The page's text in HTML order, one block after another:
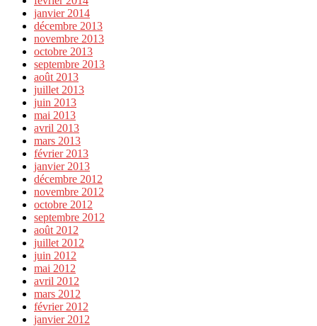
janvier 2014
décembre 2013
novembre 2013
octobre 2013
septembre 2013
août 2013
juillet 2013
juin 2013
mai 2013
avril 2013
mars 2013
février 2013
janvier 2013
décembre 2012
novembre 2012
octobre 2012
septembre 2012
août 2012
juillet 2012
juin 2012
mai 2012
avril 2012
mars 2012
février 2012
janvier 2012